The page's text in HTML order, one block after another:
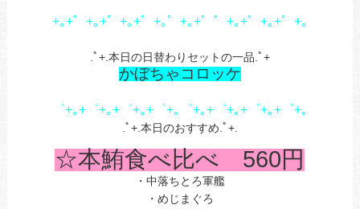
+｡+゜+｡+゜+｡+゜+｡゜+｡+゜゜+｡+゜+｡+゜+｡
.ﾟ+.本日の日替わりセットの一品.ﾟ+
かぼちゃコロッケ
゜+｡+゜+｡+゜+｡+゜+｡゜+｡+゜+｡+゜+｡+゜+｡
.ﾟ+.本日のおすすめ.ﾟ+.
☆本鮪食べ比べ 560円
・中落ちとろ軍艦
・めじまぐろ